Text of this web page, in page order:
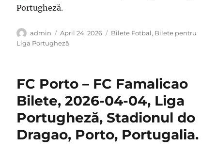
Portugheză.
Author
admin
Posted
on
April 24, 2026 Categories
Bilete Fotbal, Bilete pentru
Liga Portugheză
FC Porto – FC Famalicao
Bilete, 2026-04-04, Liga
Portugheză, Stadionul do
Dragao, Porto, Portugalia.